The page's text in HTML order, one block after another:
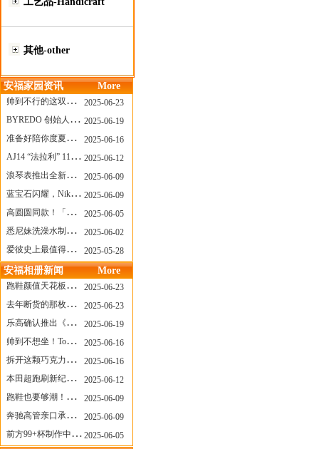
其他-other
安福家园资讯 More
帅到不行的这双跑鞋，其实藏着Nike第一位签约跑者的故事
2025-06-23
BYREDO 创始人离任，也带走了那份灵魂感
2025-06-19
准备好陪你度夏，nanamica x Suicoke 新联名来了
2025-06-16
AJ14 “法拉利” 11年后回归，红色超跑气场全开
2025-06-12
浪琴表推出全新先行者系列祖鲁时间1925腕表
2025-06-09
蓝宝石闪耀，Nike Air Max DN8 华丽变身
2025-06-09
高圆圆同款！「赤足New Balance」新联名曝光，铺货了
2025-06-05
悉尼妹洗澡水制成肥皂开启售卖！男粉：这肥皂能吃吗？
2025-06-02
爱彼史上最值得看的大展！揭秘150年传奇制表背后
2025-05-28
安福相册新闻 More
跑鞋颜值天花板？日常也能帅一脸
2025-06-23
去年断货的那枚表， CASIO指环表又要发售了
2025-06-23
乐高确认推出《哥斯拉》积木，这设计也太酷了！
2025-06-19
帅到不想坐！Tom Sachs x Helinox 这把露营椅太炸了
2025-06-16
拆开这颗巧克力，居然是皮卡丘？
2025-06-16
本田超跑刷新纪录了！700万元成交价
2025-06-12
跑鞋也要够潮！昂跑 x Slam Jam 联名即将发售
2025-06-09
奔驰高管亲口承认：电动G级，完全失败了！
2025-06-09
前方99+杯制作中！「爷爷不泡茶」苹果狗、桃桃喵，今夏顶流潮饮！
2025-06-05